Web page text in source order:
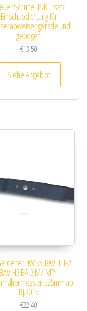
Schulte HSK Ersatz
Einschubdichtung für
gerade und
gebogen
€13.50
Siehe Angebot
HW 53 BAV H H-2
BAV-H3 BA-3 M/ MP1
525mm ab
Bj.2015
€22.40